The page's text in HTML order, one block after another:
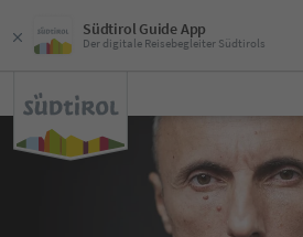
Südtirol Guide App
Der digitale Reisebegleiter Südtirols